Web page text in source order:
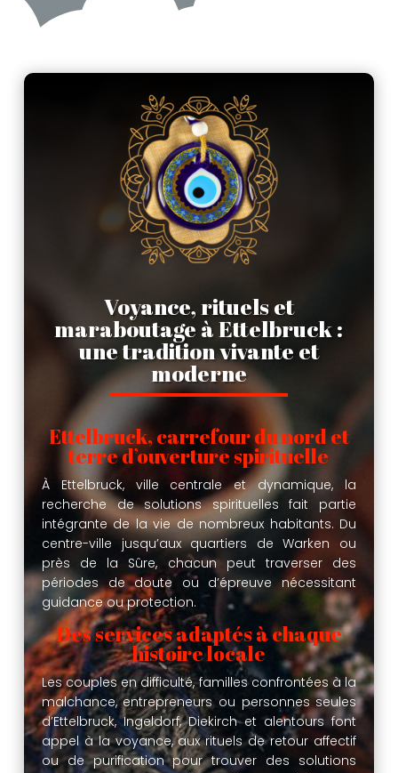
Voyance, rituels et
maraboutage à Ettelbruck :
une tradition vivante et
moderne
Ettelbruck, carrefour du nord et
terre d’ouverture spirituelle
À Ettelbruck, ville centrale et dynamique, la
recherche de solutions spirituelles fait partie
intégrante de la vie de nombreux habitants. Du
centre-ville jusqu’aux quartiers de Warken ou
près de la Sûre, chacun peut traverser des
périodes de doute ou d’épreuve nécessitant
guidance ou protection.
Des services adaptés à chaque
histoire locale
Les couples en difficulté, familles confrontées à la
malchance, entrepreneurs ou personnes seules
d’Ettelbruck, Ingeldorf, Diekirch et alentours font
appel à la voyance, aux rituels de retour affectif
ou de purification pour trouver des solutions